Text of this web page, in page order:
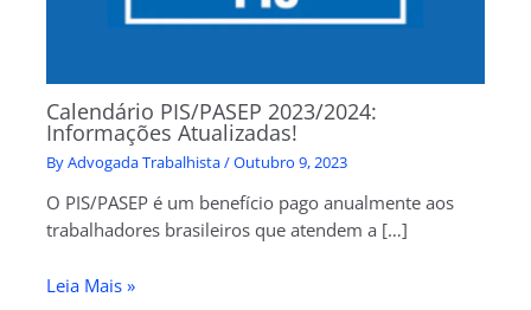
Calendário PIS/PASEP 2023/2024:
Informações Atualizadas!
ByAdvogada Trabalhista/Outubro 9, 2023
O PIS/PASEP é um benefício pago anualmente aos
trabalhadores brasileiros que atendem a […]
Leia Mais »